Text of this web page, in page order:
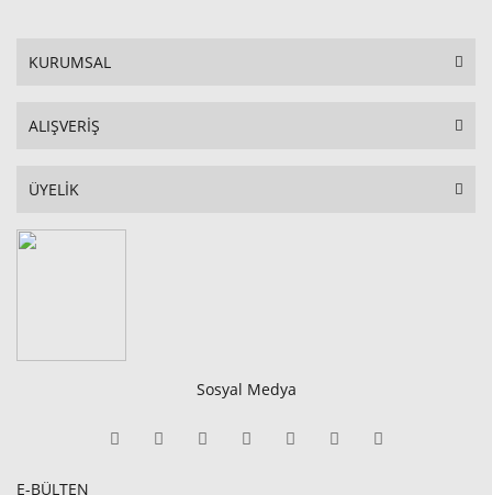
KURUMSAL
ALIŞVERİŞ
ÜYELİK
Sosyal Medya
E-BÜLTEN